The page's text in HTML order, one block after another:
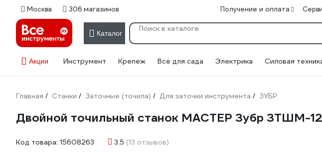
Москва 306 магазинов Получение и оплата
Каталог
Акции Инструмент Крепеж Всё для сада Электрика Силовая
Главная / Станки / Заточные (точила) / Для заточки инструмента / ЗУБР
Двойной точильный станок МАСТЕР Зубр ЗТШМ-
Код товара: 15608263 3.5 (13 отзывов)